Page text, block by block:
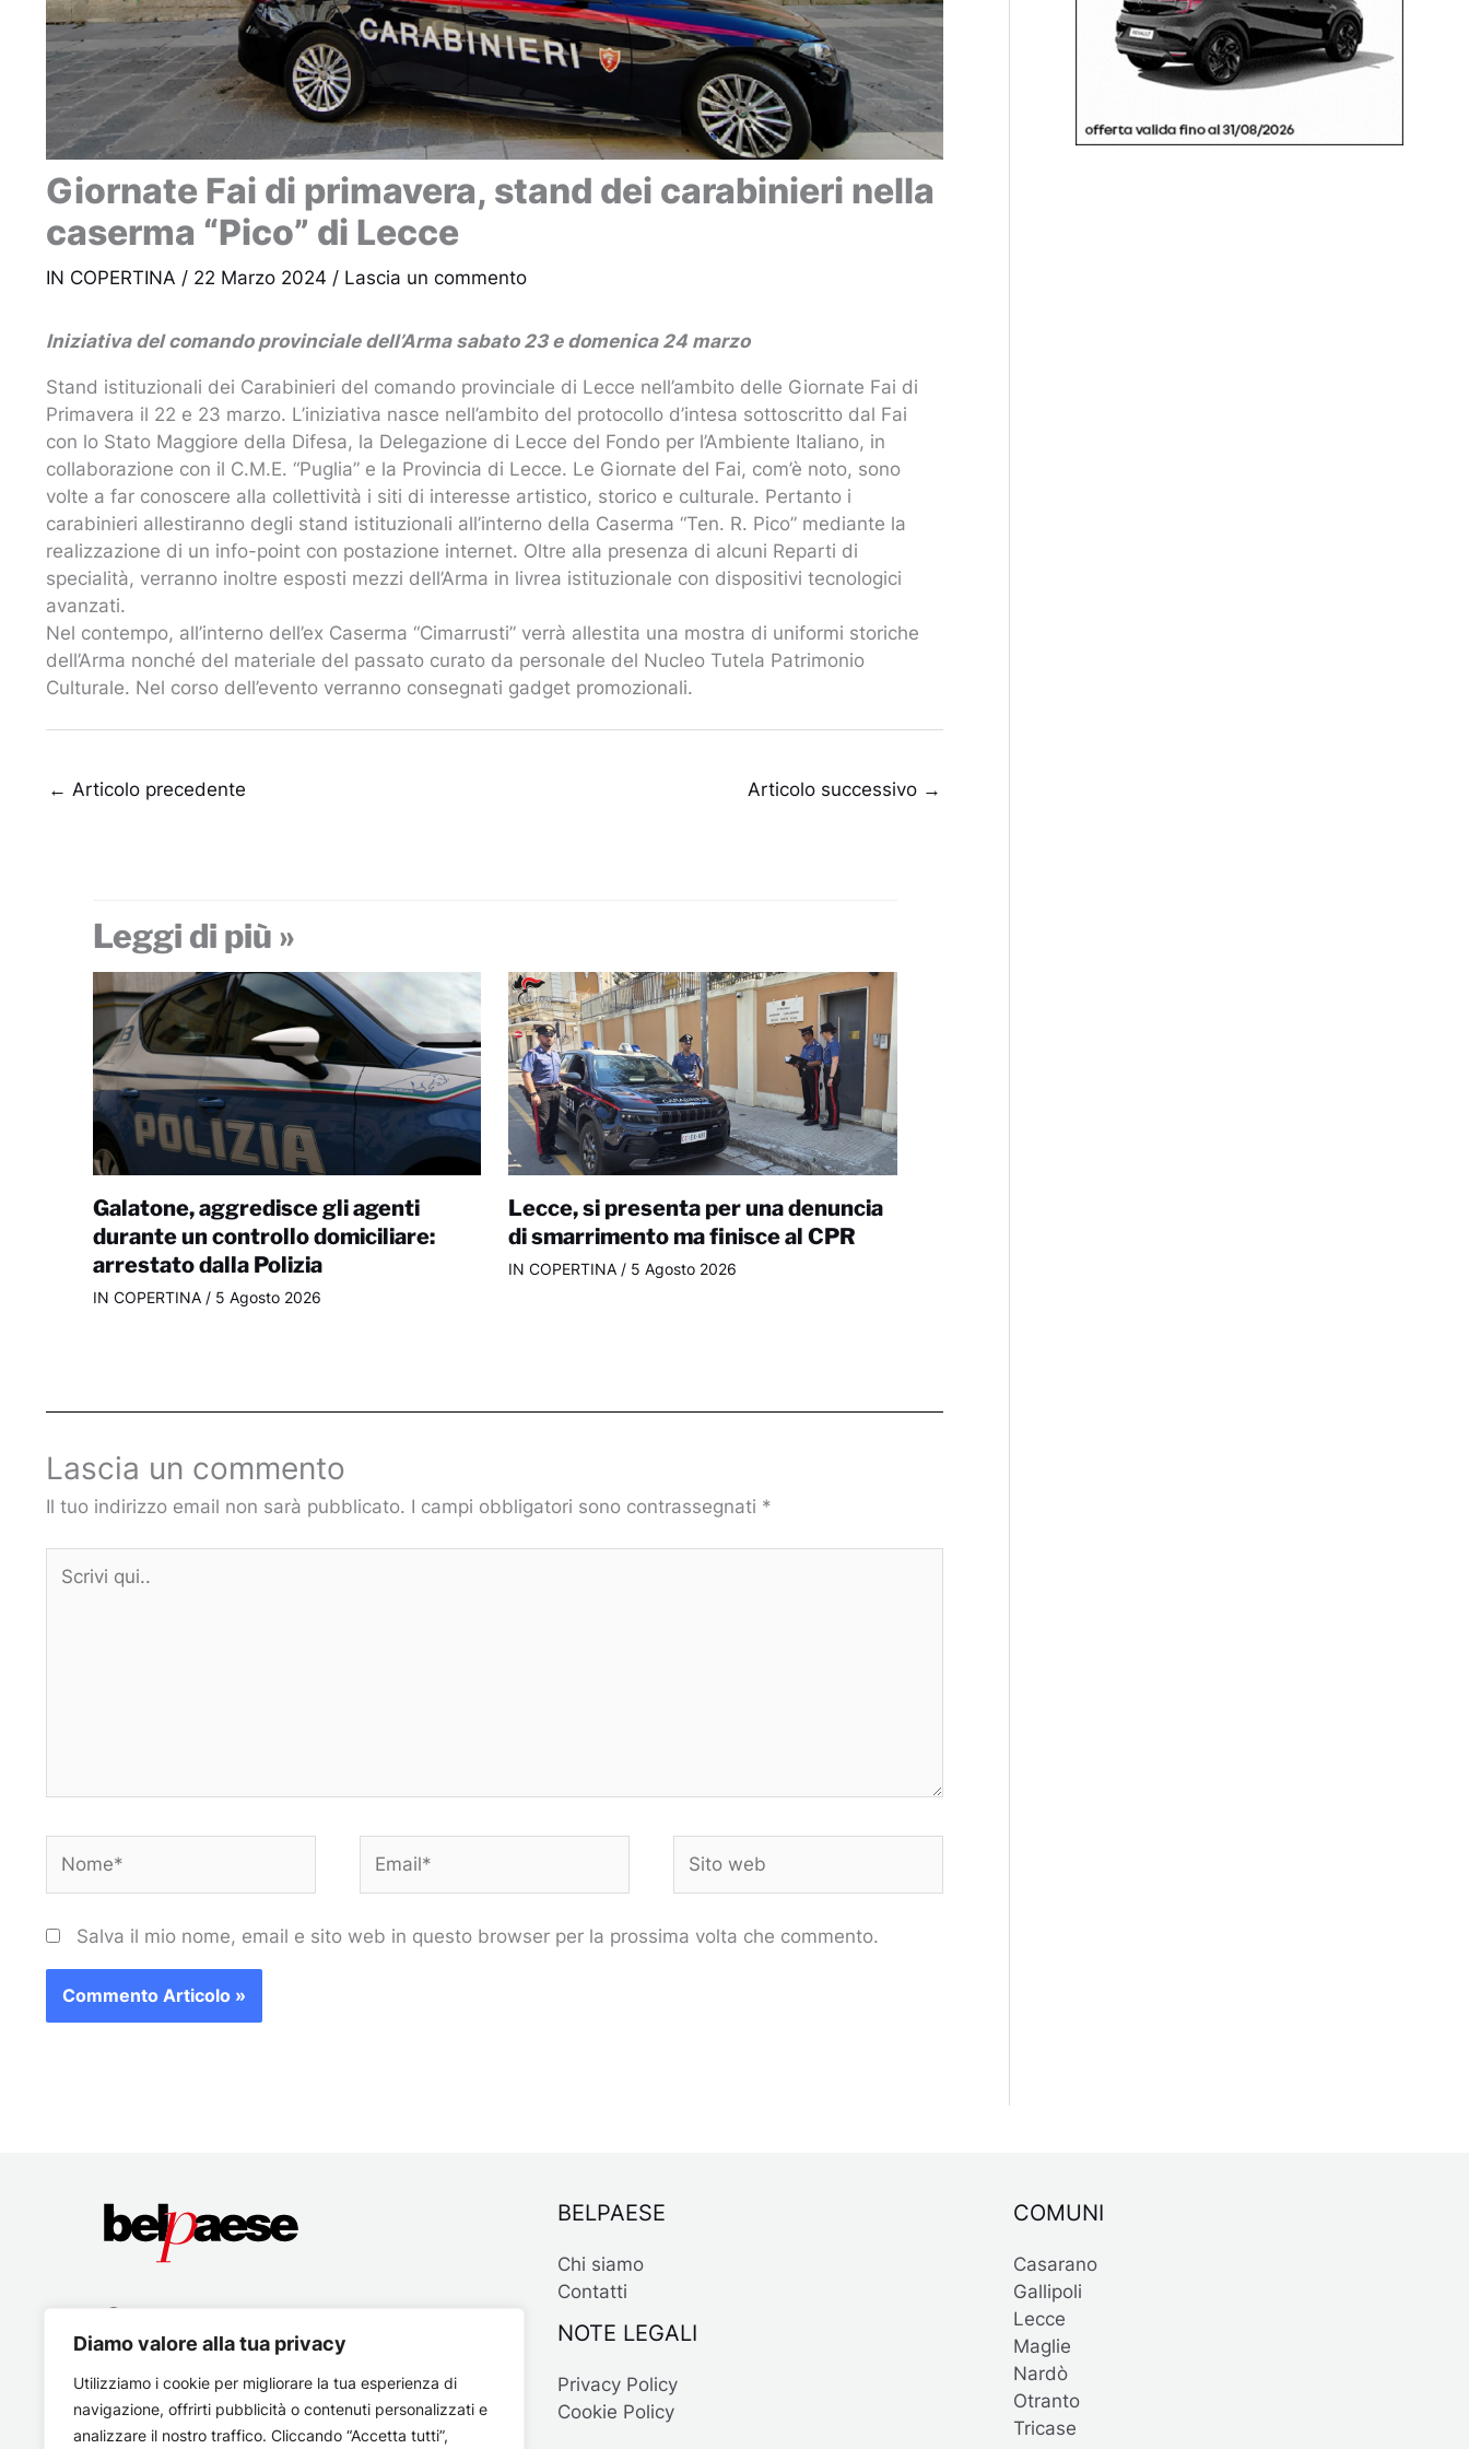
Diamo valore alla tua privacy
Utilizziamo i cookie per migliorare la tua esperienza di
navigazione, offrirti pubblicità o contenuti personalizzati e
analizzare il nostro traffico. Cliccando “Accetta tutti”,
Giornate Fai di primavera, stand dei carabinieri nella
caserma “Pico” di Lecce
IN COPERTINA / 22 Marzo 2024 / Lascia un commento
Iniziativa del comando provinciale dell’Arma sabato 23 e domenica 24 marzo
Stand istituzionali dei Carabinieri del comando provinciale di Lecce nell’ambito delle Giornate Fai di
Primavera il 22 e 23 marzo. L’iniziativa nasce nell’ambito del protocollo d’intesa sottoscritto dal Fai
con lo Stato Maggiore della Difesa, la Delegazione di Lecce del Fondo per l’Ambiente Italiano, in
collaborazione con il C.M.E. “Puglia” e la Provincia di Lecce. Le Giornate del Fai, com’è noto, sono
volte a far conoscere alla collettività i siti di interesse artistico, storico e culturale. Pertanto i
carabinieri allestiranno degli stand istituzionali all’interno della Caserma “Ten. R. Pico” mediante la
realizzazione di un info-point con postazione internet. Oltre alla presenza di alcuni Reparti di
specialità, verranno inoltre esposti mezzi dell’Arma in livrea istituzionale con dispositivi tecnologici
avanzati.
Nel contempo, all’interno dell’ex Caserma “Cimarrusti” verrà allestita una mostra di uniformi storiche
dell’Arma nonché del materiale del passato curato da personale del Nucleo Tutela Patrimonio
Culturale. Nel corso dell’evento verranno consegnati gadget promozionali.
← Articolo precedente Articolo successivo →
Leggi di più »
Galatone, aggredisce gli agenti
durante un controllo domiciliare:
arrestato dalla Polizia
IN COPERTINA/ 5 Agosto 2026
Lecce, si presenta per una denuncia
di smarrimento ma finisce al CPR
IN COPERTINA / 5 Agosto 2026
Lascia un commento
Il tuo indirizzo email non sarà pubblicato. I campi obbligatori sono contrassegnati *
qui..
web
Salva il mio nome, email e sito web in questo browser per la prossima volta che commento.
BELPAESE
Chi siamo
Contatti
NOTE LEGALI
Privacy Policy
Cookie Policy
COMUNI
Casarano
Gallipoli
Lecce
Maglie
Nardò
Otranto
Tricase